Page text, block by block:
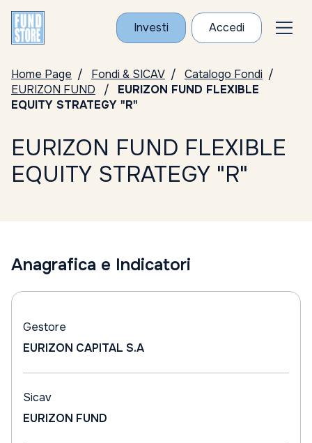
Investi Accedi
Home Page Fondi & SICAV
Catalogo Fondi
EURIZON FUND
EURIZON FUND FLEXIBLE
EQUITY STRATEGY "R"
EURIZON FUND FLEXIBLE
EQUITY STRATEGY "R"
Anagrafica e Indicatori
Gestore
EURIZON CAPITAL S.A
Sicav
EURIZON FUND